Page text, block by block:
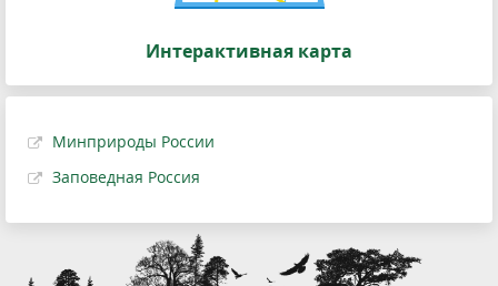
Интерактивная карта
Минприроды России
Заповедная Россия